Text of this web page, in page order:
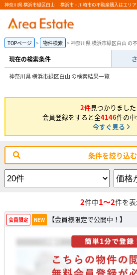
神奈川県 横浜市緑区白山 ｜横浜市・川崎市の不動産購入はエリ
TOPページ 物件検索 神奈川県 横浜市緑区白山 の
現在の検索条件
神奈川県 横浜市緑区白山 の検索結果一覧
2件見つかりました
会員登録をすると全4146件の中
今すぐ見る
条件を絞り込む
2件中1～2件を
会員限定 NEW 【会員様限定で公開中！】